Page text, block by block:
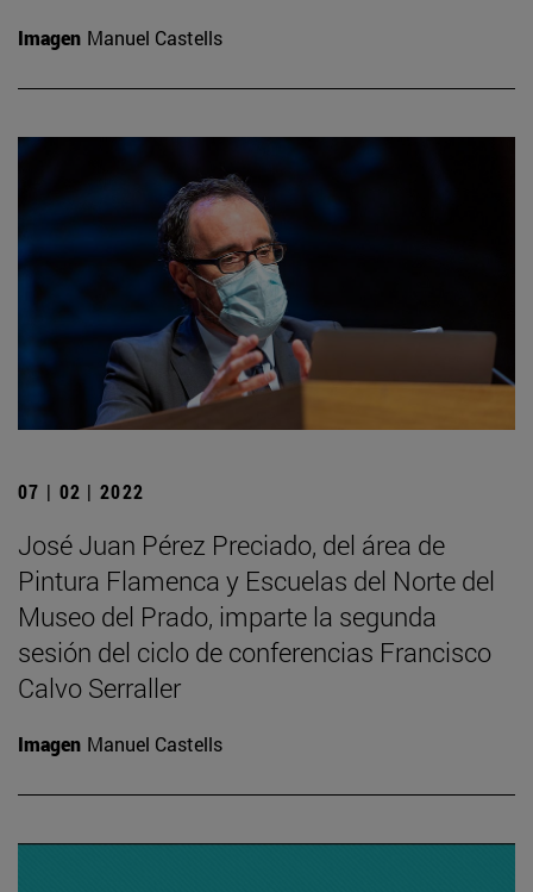
Imagen Manuel Castells
07 | 02 | 2022
José Juan Pérez Preciado, del área de
Pintura Flamenca y Escuelas del Norte del
Museo del Prado, imparte la segunda
sesión del ciclo de conferencias Francisco
Calvo Serraller
Imagen Manuel Castells